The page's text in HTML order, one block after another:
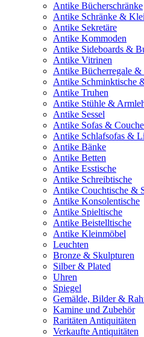
Antike Bücherschränke
Antike Schränke &
Antike Sekretäre
Antike Kommoden
Antike Sideboards &
Antike Vitrinen
Antike Bücherregale &
Antike Schminktische
Antike Truhen
Antike Stühle &
Antike Sessel
Antike Sofas &
Antike Schlafsofas &
Antike Bänke
Antike Betten
Antike Esstische
Antike Schreibtische
Antike Couchtische &
Antike Konsolentische
Antike Spieltische
Antike Beistelltische
Antike Kleinmöbel
Leuchten
Bronze & Skulpturen
Silber & Plated
Uhren
Spiegel
Gemälde, Bilder &
Kamine und Zubehör
Raritäten Antiquitäten
Verkaufte Antiquitäten